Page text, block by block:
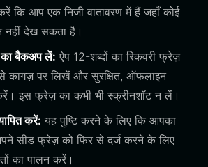
कि आप एक निजी वातावरण में हैं जहाँ कोई
नहीं देख सकता है।
बैकअप लें: ऐप 12-शब्दों का रिकवरी फ्रेज़
कागज़ पर लिखें और सुरक्षित, ऑफलाइन
इस फ्रेज़ का कभी भी स्क्रीनशॉट न लें।
करें: यह पुष्टि करने के लिए कि आपका
सीड फ्रेज़ को फिर से दर्ज करने के लिए
का पालन करें।